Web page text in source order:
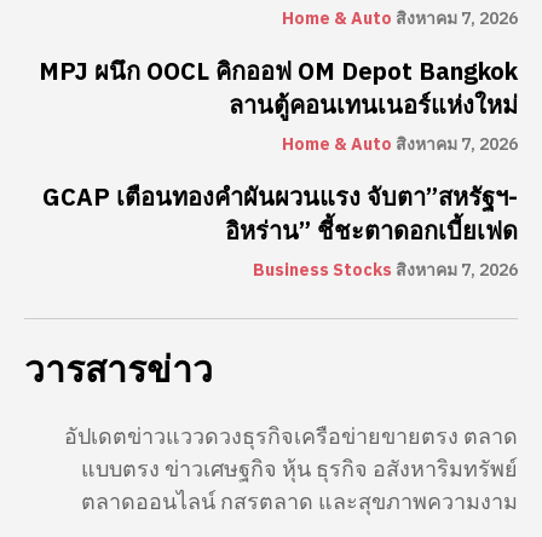
Home & Auto สิงหาคม 7, 2026
MPJ ผนึก OOCL คิกออฟ OM Depot Bangkok
ลานตู้คอนเทนเนอร์แห่งใหม่
Home & Auto สิงหาคม 7, 2026
GCAP เตือนทองคำผันผวนแรง จับตา”สหรัฐฯ-
อิหร่าน” ชี้ชะตาดอกเบี้ยเฟด
Business Stocks สิงหาคม 7, 2026
วารสารข่าว
อัปเดตข่าวแววดวงธุรกิจเครือข่ายขายตรง ตลาด
แบบตรง ข่าวเศษฐกิจ หุ้น ธุรกิจ อสังหาริมทรัพย์
ตลาดออนไลน์ กสรตลาด และสุขภาพความงาม